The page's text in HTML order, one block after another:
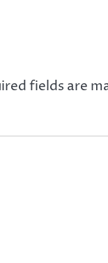
fields are